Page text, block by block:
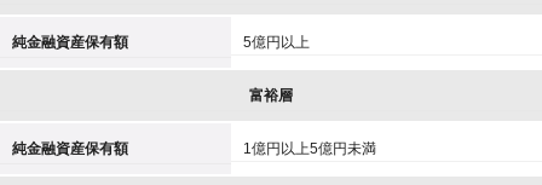
純金融資産保有額 5億円以上
富裕層
純金融資産保有額 1億円以上5億円未満